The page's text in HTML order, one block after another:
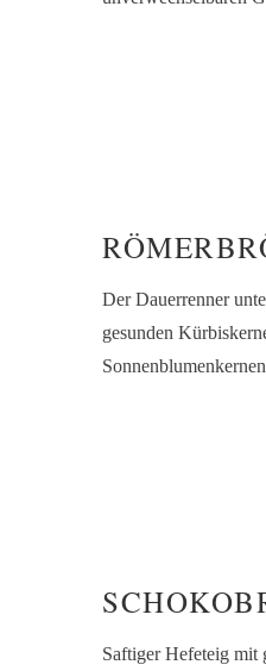
Der Dauerrenner
gesunden
Saftiger Hefeteig mit